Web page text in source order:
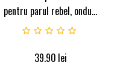
pentru parul rebel, ondu...
39.90 lei